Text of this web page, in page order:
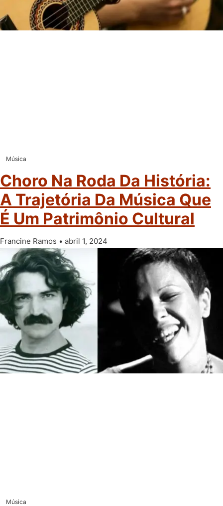
Música
Choro Na Roda Da História:
A Trajetória Da Música Que
É Um Patrimônio Cultural
Francine Ramos abril 1, 2024
Música